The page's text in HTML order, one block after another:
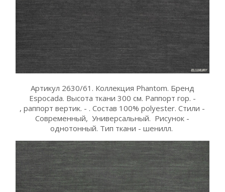
Артикул 2630/61. Коллекция Phantom. Бренд
Espocada. Высота ткани 300 см. Раппорт гор. -
, раппорт вертик. - . Состав 100% polyester. Стили -
Современный, Универсальный. Рисунок -
однотонный. Тип ткани - шенилл.